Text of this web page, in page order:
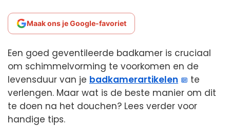
Maak ons je Google-favoriet
Een goed geventileerde badkamer is cruciaal
om schimmelvorming te voorkomen en de
levensduur van je badkamerartikelen
te
verlengen. Maar wat is de beste manier om dit
te doen na het douchen? Lees verder voor
handige tips.